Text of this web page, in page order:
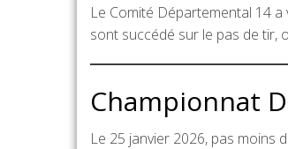
Le Comité Départemental 14 a
sont succédé sur le pas de tir,
Championnat
Le 25 janvier 2026, pas moins